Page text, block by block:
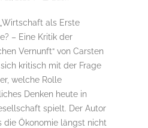
als Erste
– Eine Kritik der
Vernunft“ von Carsten
sich kritisch mit der Frage
welche Rolle
Denken heute in
spielt. Der Autor
die Ökonomie längst nicht